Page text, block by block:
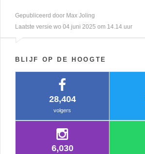
Gepubliceerd door Max Joling
Laatste versie wo 04 juni 2025 om 14.14 uur
BLIJF OP DE HOOGTE
28,404
volgers
6,030